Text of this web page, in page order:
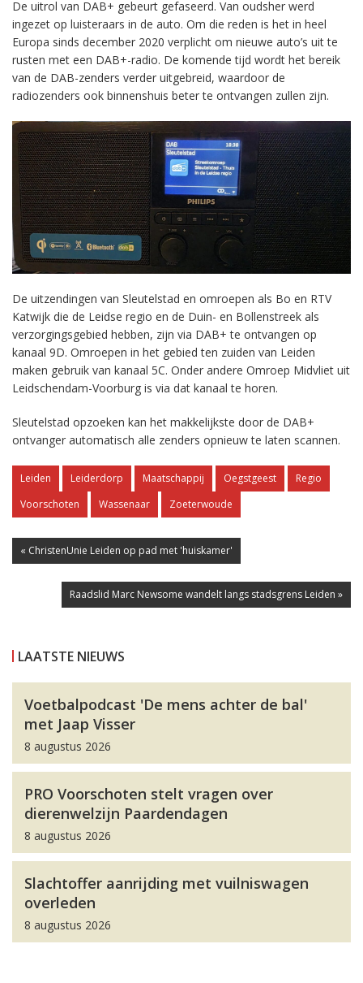
De uitrol van DAB+ gebeurt gefaseerd. Van oudsher werd
ingezet op luisteraars in de auto. Om die reden is het in heel
Europa sinds december 2020 verplicht om nieuwe auto’s uit te
rusten met een DAB+-radio. De komende tijd wordt het bereik
van de DAB-zenders verder uitgebreid, waardoor de
radiozenders ook binnenshuis beter te ontvangen zullen zijn.
De uitzendingen van Sleutelstad en omroepen als Bo en RTV
Katwijk die de Leidse regio en de Duin- en Bollenstreek als
verzorgingsgebied hebben, zijn via DAB+ te ontvangen op
kanaal 9D. Omroepen in het gebied ten zuiden van Leiden
maken gebruik van kanaal 5C. Onder andere Omroep Midvliet uit
Leidschendam-Voorburg is via dat kanaal te horen.
Sleutelstad opzoeken kan het makkelijkste door de DAB+
ontvanger automatisch alle zenders opnieuw te laten scannen.
Leiden Leiderdorp Maatschappij Oegstgeest
Regio
Voorschoten
Wassenaar Zoeterwoude
« ChristenUnie Leiden op pad met 'huiskamer'
Raadslid Marc Newsome wandelt langs stadsgrens Leiden »
LAATSTE NIEUWS
Voetbalpodcast 'De mens achter de bal'
met Jaap Visser
8 augustus 2026
PRO Voorschoten stelt vragen over
dierenwelzijn Paardendagen
8 augustus 2026
Slachtoffer aanrijding met vuilniswagen
overleden
8 augustus 2026